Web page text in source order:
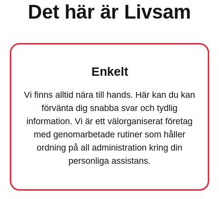
Det här är Livsam
Enkelt
Vi finns alltid nära till hands. Här kan du kan
förvänta dig snabba svar och tydlig
information. Vi är ett välorganiserat företag
med genomarbetade rutiner som håller
ordning på all administration kring din
personliga assistans.